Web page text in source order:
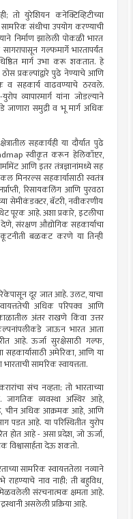
तो युरेशियन कनेक्टिव्हिटीच्या
संधीचा उपयोग करण्याची
निर्माण झालेली पोकळी भारत
गल्फमार्गे भारतापर्यंत
मार्ग उभा करू शकतात. हे
प्रकल्पांद्वारे पुढे नेण्याचे आणि
व सहकार्य वाढवण्याचे ठरवले.
व्यापारमार्ग यांना जोडल्याने
जाणारा समुद्री व भू मार्ग अधिक
सहकार्यही या दौर्यात पुढे
स्वीकृत करून हेलिकॉप्टर,
आणि इतर तंत्रज्ञानांमध्ये सह
मिनरल्स सहकार्यासाठी स्वतंत्र
रिसायकलिंग आणि पुरवठा
सेमीकंडक्टर, बॅटरी, नवीकरणीय
थेट पूरक आहे. अशा प्रकारे, इटलीचा
संरक्षण औद्योगिक सहकार्याचा
बळकट करणे या तिन्ही
दूर जात आहे. उलट, याचा
अधिक परिपक्व आणि
अंतर राखणे किंवा उत्तर
जाऊन भारत आता
आहे. ऊर्जा सुरक्षेसाठी गल्फ,
सहकार्यासाठी अमेरिका, आणि या
सामरिक स्वायत्तता.
संच नव्हता; तो भारताच्या
जागतिक व्यवस्था अस्थिर आहे,
चीन अधिक आक्रमक आहे, आणि
पडत आहे. या परिस्थितीत युरोप
होत आहे - असा प्रदेश, जो ऊर्जा,
विश्वासार्हता देऊ शकतो.
सामरिक स्वायत्ततेला नव्याने
नाव नाही; ती बहुविध,
संरचनात्मक क्षमता आहे.
असलेली प्रक्रिया आहे.